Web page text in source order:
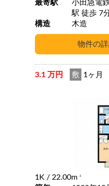
最寄駅
小田急電
駅 徒歩
構造
木造
3.1 万円 敷 1ヶ月
1K / 22.00m 2